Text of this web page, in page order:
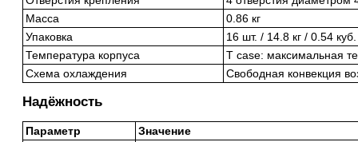
Масса
0.86 кг
Упаковка
16 шт. / 14.8 кг / 0.54
Температура корпуса
T case: максимальная
Схема охлаждения
Свободная конвекция
Надёжность
Параметр
Значение